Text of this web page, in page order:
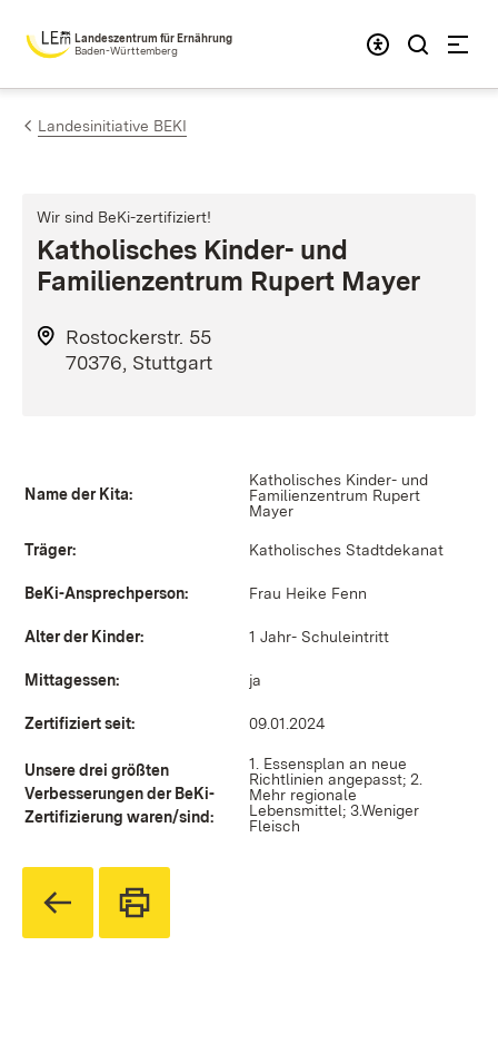
Zum Inhalt springen
Landeszentrum für Ernährung
Baden-Württemberg
Landesinitiative BEKI
Wir sind BeKi-zertifiziert!
Katholisches Kinder- und
Familienzentrum Rupert Mayer
Rostockerstr. 55
70376, Stuttgart
Name der Kita:
Katholisches Kinder- und
Familienzentrum Rupert
Mayer
Träger: Katholisches Stadtdekanat
BeKi-Ansprechperson: Frau Heike Fenn
Alter der Kinder: 1 Jahr- Schuleintritt
Mittagessen: ja
Zertifiziert seit: 09.01.2024
Unsere drei größten
Verbesserungen der BeKi-
Zertifizierung waren/sind:
1. Essensplan an neue
Richtlinien angepasst; 2.
Mehr regionale
Lebensmittel; 3.Weniger
Fleisch